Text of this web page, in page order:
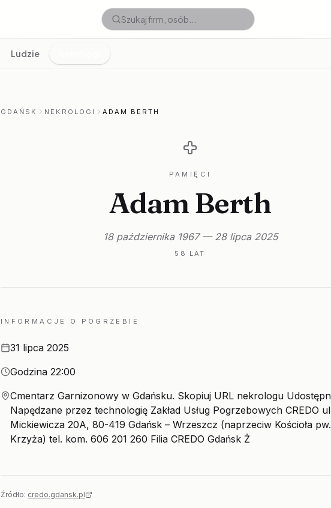
Ludzie
GDAŃSK NEKROLOGI ADAM BERTH
PAMIĘCI
Adam Berth
18 października 1967 — 28 lipca 2025
58 LAT
INFORMACJE O POGRZEBIE
Data31 lipca 2025
Godzina
Godzina 22:00
Miejsce
Cmentarz Garnizonowy w Gdańsku. Skopiuj URL nekrologu
Napędzane przez technologię Zakład Usług Pogrzebowych CREDO
Mickiewicza 20A, 80-419 Gdańsk – Wrzeszcz (naprzeciw Kościoła
Krzyża) tel. kom. 606 201 260 Filia CREDO Gdańsk Ż
Źródło: credo.gdansk.pl